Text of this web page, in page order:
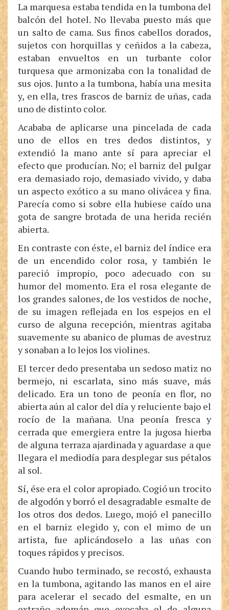
La marquesa estaba tendida en la tumbona del
balcón del hotel. No llevaba puesto más que
un salto de cama. Sus finos cabellos dorados,
sujetos con horquillas y ceñidos a la cabeza,
estaban envueltos en un turbante color
turquesa que armonizaba con la tonalidad de
sus ojos. Junto a la tumbona, había una mesita
y, en ella, tres frascos de barniz de uñas, cada
uno de distinto color.
Acababa de aplicarse una pincelada de cada
uno de ellos en tres dedos distintos, y
extendió la mano ante sí para apreciar el
efecto que producían. No; el barniz del pulgar
era demasiado rojo, demasiado vivido, y daba
un aspecto exótico a su mano olivácea y fina.
Parecía como si sobre ella hubiese caído una
gota de sangre brotada de una herida recién
abierta.
En contraste con éste, el barniz del índice era
de un encendido color rosa, y también le
pareció impropio, poco adecuado con su
humor del momento. Era el rosa elegante de
los grandes salones, de los vestidos de noche,
de su imagen reflejada en los espejos en el
curso de alguna recepción, mientras agitaba
suavemente su abanico de plumas de avestruz
y sonaban a lo lejos los violines.
El tercer dedo presentaba un sedoso matiz no
bermejo, ni escarlata, sino más suave, más
delicado. Era un tono de peonía en flor, no
abierta aún al calor del día y reluciente bajo el
rocío de la mañana. Una peonía fresca y
cerrada que emergiera entre la jugosa hierba
de alguna terraza ajardinada y aguardase a que
llegara el mediodía para desplegar sus pétalos
al sol.
Sí, ése era el color apropiado. Cogió un trocito
de algodón y borró el desagradable esmalte de
los otros dos dedos. Luego, mojó el panecillo
en el barniz elegido y, con el mimo de un
artista, fue aplicándoselo a las uñas con
toques rápidos y precisos.
Cuando hubo terminado, se recostó, exhausta
en la tumbona, agitando las manos en el aire
para acelerar el secado del esmalte, en un